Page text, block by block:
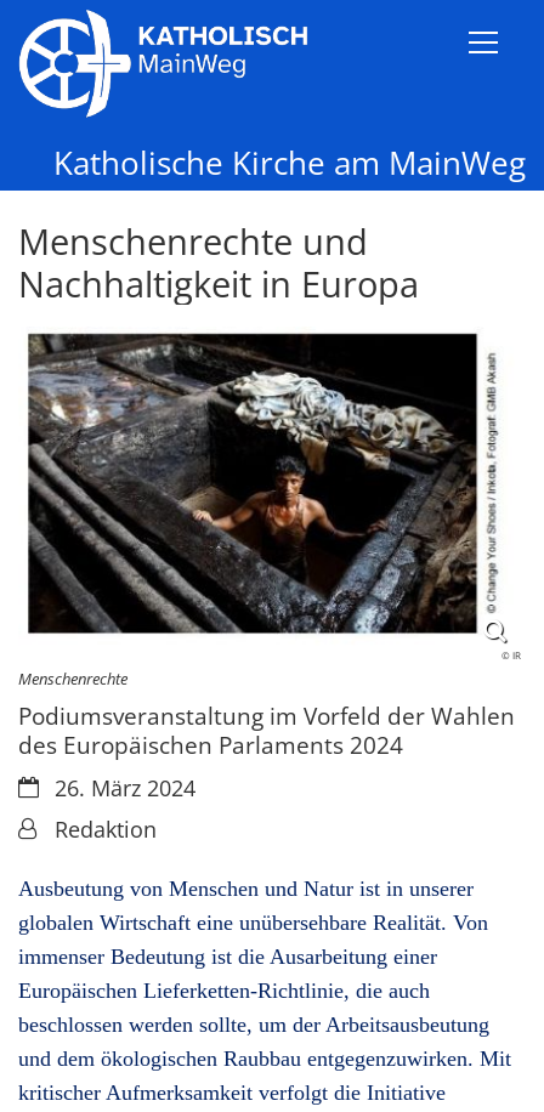
Zum Inhalt springen
Katholische Kirche am MainWeg
Menschenrechte und
Nachhaltigkeit in Europa
© IR
Menschenrechte
Podiumsveranstaltung im Vorfeld der Wahlen
des Europäischen Parlaments 2024
Datum:26. März 2024
Von:Redaktion
Ausbeutung von Menschen und Natur ist in unserer
globalen Wirtschaft eine unübersehbare Realität. Von
immenser Bedeutung ist die Ausarbeitung einer
Europäischen Lieferketten-Richtlinie, die auch
beschlossen werden sollte, um der Arbeitsausbeutung
und dem ökologischen Raubbau entgegenzuwirken. Mit
kritischer Aufmerksamkeit verfolgt die Initiative